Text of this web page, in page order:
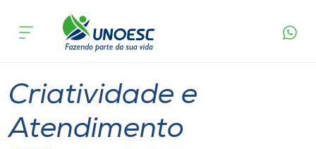
Cursos
Pesquisa
acontece
fidelizar pacientes
Criatividade e
Atendimento